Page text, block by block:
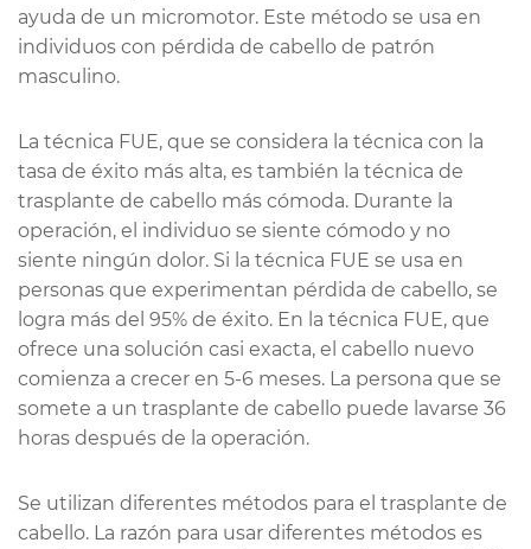
ayuda de un micromotor. Este método se usa en
individuos con pérdida de cabello de patrón
masculino.
La técnica FUE, que se considera la técnica con la
tasa de éxito más alta, es también la técnica de
trasplante de cabello más cómoda. Durante la
operación, el individuo se siente cómodo y no
siente ningún dolor. Si la técnica FUE se usa en
personas que experimentan pérdida de cabello, se
logra más del 95% de éxito. En la técnica FUE, que
ofrece una solución casi exacta, el cabello nuevo
comienza a crecer en 5-6 meses. La persona que se
somete a un trasplante de cabello puede lavarse 36
horas después de la operación.
Se utilizan diferentes métodos para el trasplante de
cabello. La razón para usar diferentes métodos es